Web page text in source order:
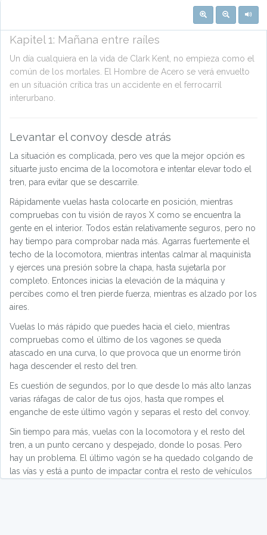
Kapitel 1: Mañana entre raíles
Un día cualquiera en la vida de Clark Kent, no empieza como el
común de los mortales. El Hombre de Acero se verá envuelto
en un situación crítica tras un accidente en el ferrocarril
interurbano.
Levantar el convoy desde atrás
La situación es complicada, pero ves que la mejor opción es
situarte justo encima de la locomotora e intentar elevar todo el
tren, para evitar que se descarrile.
Rápidamente vuelas hasta colocarte en posición, mientras
compruebas con tu visión de rayos X como se encuentra la
gente en el interior. Todos están relativamente seguros, pero no
hay tiempo para comprobar nada más. Agarras fuertemente el
techo de la locomotora, mientras intentas calmar al maquinista
y ejerces una presión sobre la chapa, hasta sujetarla por
completo. Entonces inicias la elevación de la máquina y
percibes como el tren pierde fuerza, mientras es alzado por los
aires.
Vuelas lo más rápido que puedes hacia el cielo, mientras
compruebas como el último de los vagones se queda
atascado en una curva, lo que provoca que un enorme tirón
haga descender el resto del tren.
Es cuestión de segundos, por lo que desde lo más alto lanzas
varias ráfagas de calor de tus ojos, hasta que rompes el
enganche de este último vagón y separas el resto del convoy.
Sin tiempo para más, vuelas con la locomotora y el resto del
tren, a un punto cercano y despejado, donde lo posas. Pero
hay un problema. El último vagón se ha quedado colgando de
las vías y está a punto de impactar contra el resto de vehículos